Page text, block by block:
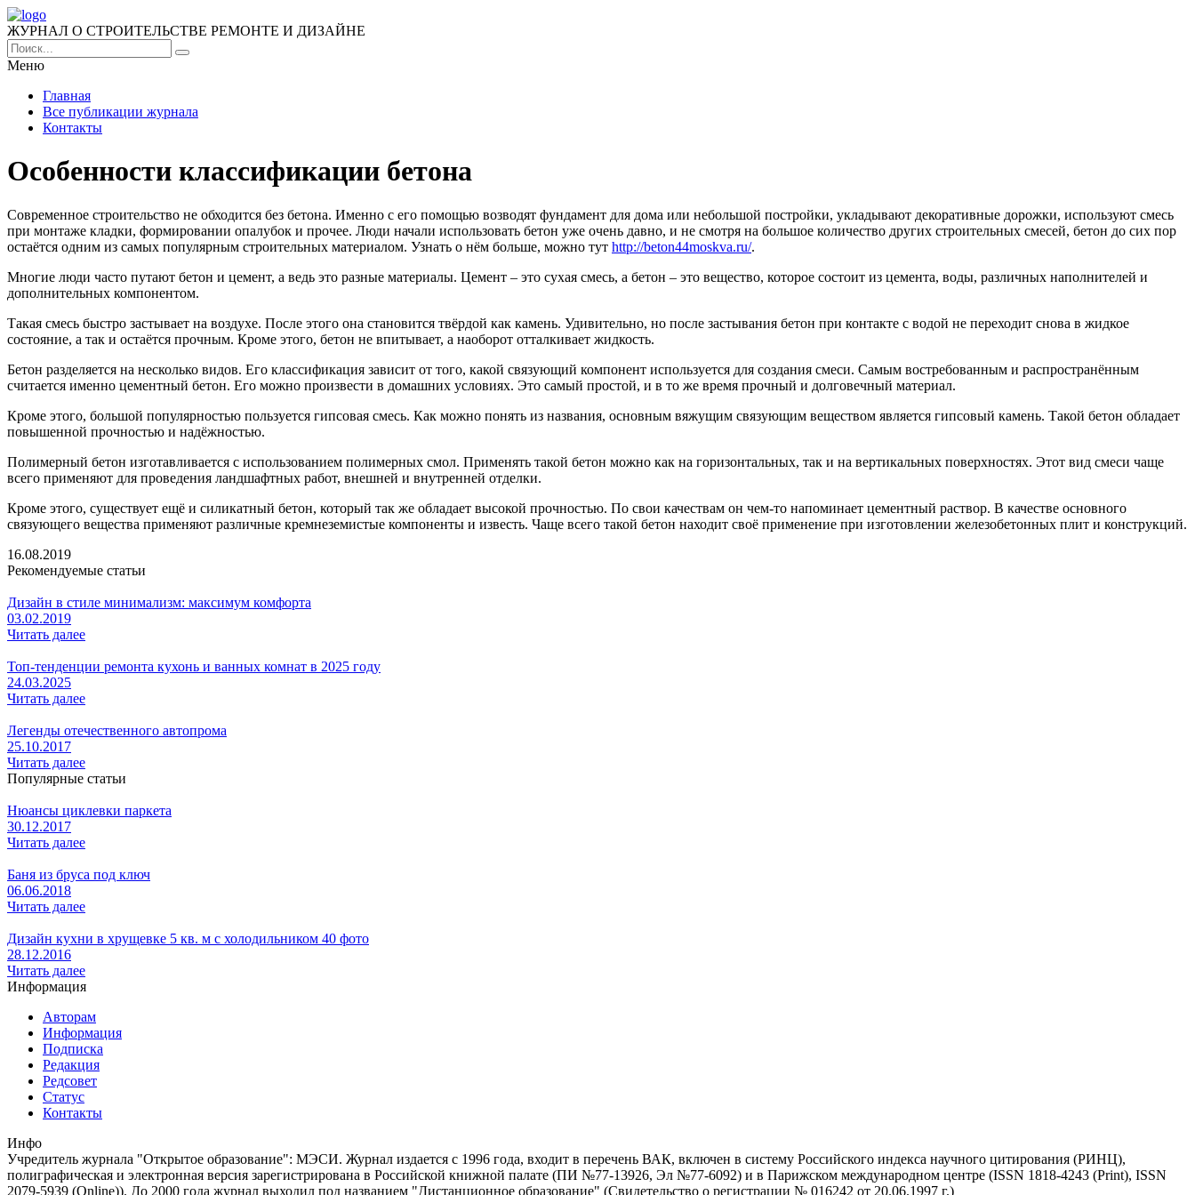
ЖУРНАЛ О СТРОИТЕЛЬСТВЕ РЕМОНТЕ И ДИЗАЙНЕ
Меню
Главная
Все публикации журнала
Контакты
Особенности классификации бетона
Современное строительство не обходится без бетона. Именно с его помощью возводят фундамент для дома или небольшой постройки, укладывают декоративные дорожки, используют смесь
при монтаже кладки, формировании опалубок и прочее. Люди начали использовать бетон уже очень давно, и не смотря на большое количество других строительных смесей, бетон до сих пор
остаётся одним из самых популярным строительных материалом. Узнать о нём больше, можно тут http://beton44moskva.ru/.
Многие люди часто путают бетон и цемент, а ведь это разные материалы. Цемент – это сухая смесь, а бетон – это вещество, которое состоит из цемента, воды, различных наполнителей и
дополнительных компонентом.
Такая смесь быстро застывает на воздухе. После этого она становится твёрдой как камень. Удивительно, но после застывания бетон при контакте с водой не переходит снова в жидкое
состояние, а так и остаётся прочным. Кроме этого, бетон не впитывает, а наоборот отталкивает жидкость.
Бетон разделяется на несколько видов. Его классификация зависит от того, какой связующий компонент используется для создания смеси. Самым востребованным и распространённым
считается именно цементный бетон. Его можно произвести в домашних условиях. Это самый простой, и в то же время прочный и долговечный материал.
Кроме этого, большой популярностью пользуется гипсовая смесь. Как можно понять из названия, основным вяжущим связующим веществом является гипсовый камень. Такой бетон обладает
повышенной прочностью и надёжностью.
Полимерный бетон изготавливается с использованием полимерных смол. Применять такой бетон можно как на горизонтальных, так и на вертикальных поверхностях. Этот вид смеси чаще
всего применяют для проведения ландшафтных работ, внешней и внутренней отделки.
Кроме этого, существует ещё и силикатный бетон, который так же обладает высокой прочностью. По свои качествам он чем-то напоминает цементный раствор. В качестве основного
связующего вещества применяют различные кремнеземистые компоненты и известь. Чаще всего такой бетон находит своё применение при изготовлении железобетонных плит и конструкций.
16.08.2019
Рекомендуемые статьи
Дизайн в стиле минимализм: максимум комфорта
03.02.2019
Читать далее
Топ-тенденции ремонта кухонь и ванных комнат в 2025 году
24.03.2025
Читать далее
Легенды отечественного автопрома
25.10.2017
Читать далее
Популярные статьи
Нюансы циклевки паркета
30.12.2017
Читать далее
Баня из бруса под ключ
06.06.2018
Читать далее
Дизайн кухни в хрущевке 5 кв. м с холодильником 40 фото
28.12.2016
Читать далее
Информация
Авторам
Информация
Подписка
Редакция
Редсовет
Статус
Контакты
Инфо
Учредитель журнала "Открытое образование": МЭСИ. Журнал издается с 1996 года, входит в перечень ВАК, включен в систему Российского индекса научного цитирования (РИНЦ),
полиграфическая и электронная версия зарегистрирована в Российской книжной палате (ПИ №77-13926, Эл №77-6092) и в Парижском международном центре (ISSN 1818-4243 (Print), ISSN
2079-5939 (Online)). До 2000 года журнал выходил под названием "Дистанционное образование" (Свидетельство о регистрации № 016242 от 20.06.1997 г.)